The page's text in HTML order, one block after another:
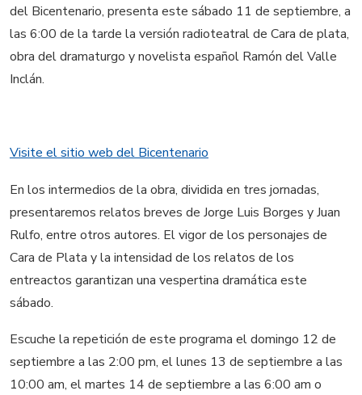
del Bicentenario, presenta este sábado 11 de septiembre, a
las 6:00 de la tarde la versión radioteatral de Cara de plata,
obra del dramaturgo y novelista español Ramón del Valle
Inclán.
Visite el sitio web del Bicentenario
En los intermedios de la obra, dividida en tres jornadas,
presentaremos relatos breves de Jorge Luis Borges y Juan
Rulfo, entre otros autores. El vigor de los personajes de
Cara de Plata y la intensidad de los relatos de los
entreactos garantizan una vespertina dramática este
sábado.
Escuche la repetición de este programa el domingo 12 de
septiembre a las 2:00 pm, el lunes 13 de septiembre a las
10:00 am, el martes 14 de septiembre a las 6:00 am o